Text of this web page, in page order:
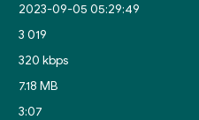
2023-09-05 05:29:49
3 019
320 kbps
7.18 MB
3:07